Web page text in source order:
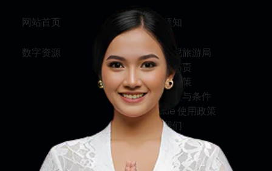
网站首页
数字资源
旅行须知
关于印尼旅游局
服务与问责
隐私权政策
使用条款与条件
Cookie 使用政策
联系我们
关注我们